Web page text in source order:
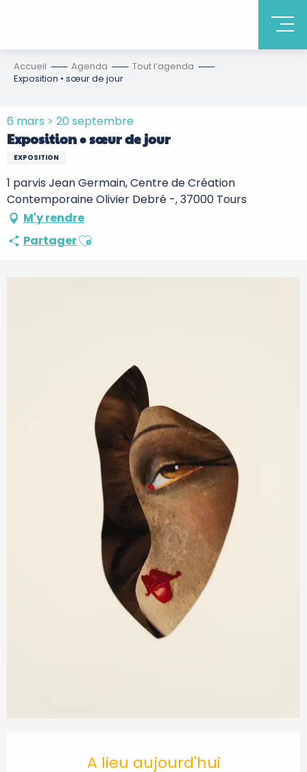
Accueil Agenda
Tout l’agenda
Exposition • sœur de jour
6 mars > 20 septembre
Exposition • sœur de jour
EXPOSITION
1 parvis Jean Germain, Centre de Création
Contemporaine Olivier Debré -, 37000 Tours
M'y rendre
PartagerAjouter aux favoris
A lieu aujourd'hui